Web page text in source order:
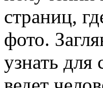
страниц,
фото.
узнать для